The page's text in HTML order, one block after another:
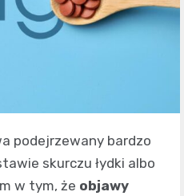
podejrzewany bardzo
skurczu łydki albo
w tym, że objawy